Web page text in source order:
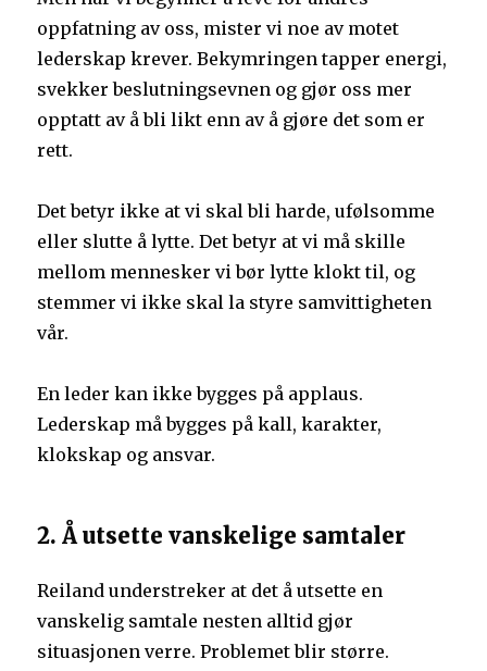
oppfatning av oss, mister vi noe av motet
lederskap krever. Bekymringen tapper energi,
svekker beslutningsevnen og gjør oss mer
opptatt av å bli likt enn av å gjøre det som er
rett.
Det betyr ikke at vi skal bli harde, ufølsomme
eller slutte å lytte. Det betyr at vi må skille
mellom mennesker vi bør lytte klokt til, og
stemmer vi ikke skal la styre samvittigheten
vår.
En leder kan ikke bygges på applaus.
Lederskap må bygges på kall, karakter,
klokskap og ansvar.
2. Å utsette vanskelige samtaler
Reiland understreker at det å utsette en
vanskelig samtale nesten alltid gjør
situasjonen verre. Problemet blir større.